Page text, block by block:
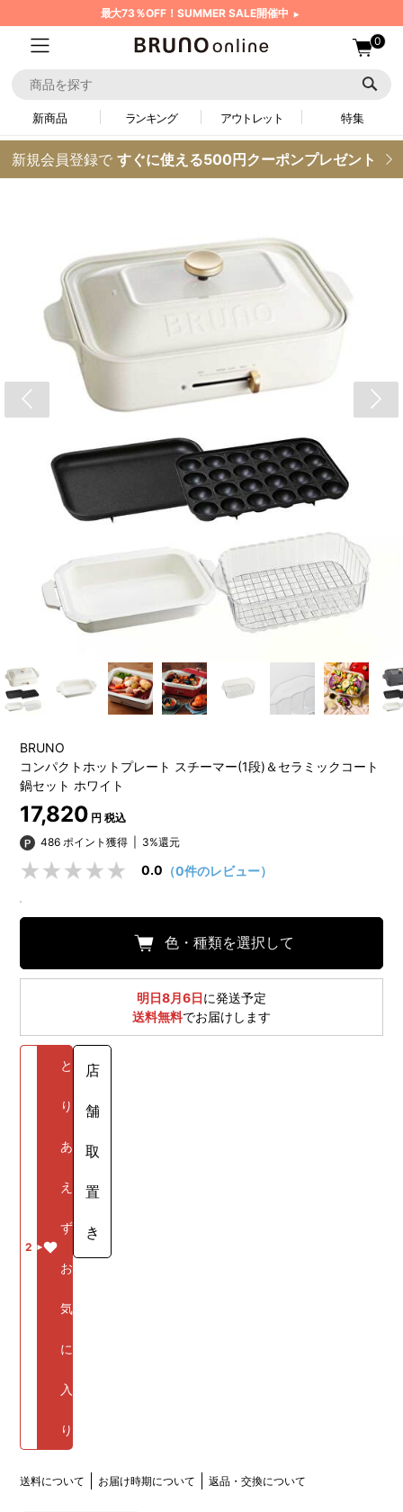
最大73％OFF！SUMMER SALE開催中
0
新商品 ランキング アウトレット 特集
新規会員登録で すぐに使える500円クーポンプレゼント
BRUNO
コンパクトホットプレート スチーマー(1段)＆セラミックコート
鍋セット ホワイト
17,820 円 税込
486 ポイント獲得
3%還元
0.0 （0件のレビュー）
色・種類を選択して
明日8月6日に発送予定
送料無料でお届けします
2
と
り
あ
え
ず
お
気
に
入
り
店
舗
取
置
き
送料について お届け時期について 返品・交換について